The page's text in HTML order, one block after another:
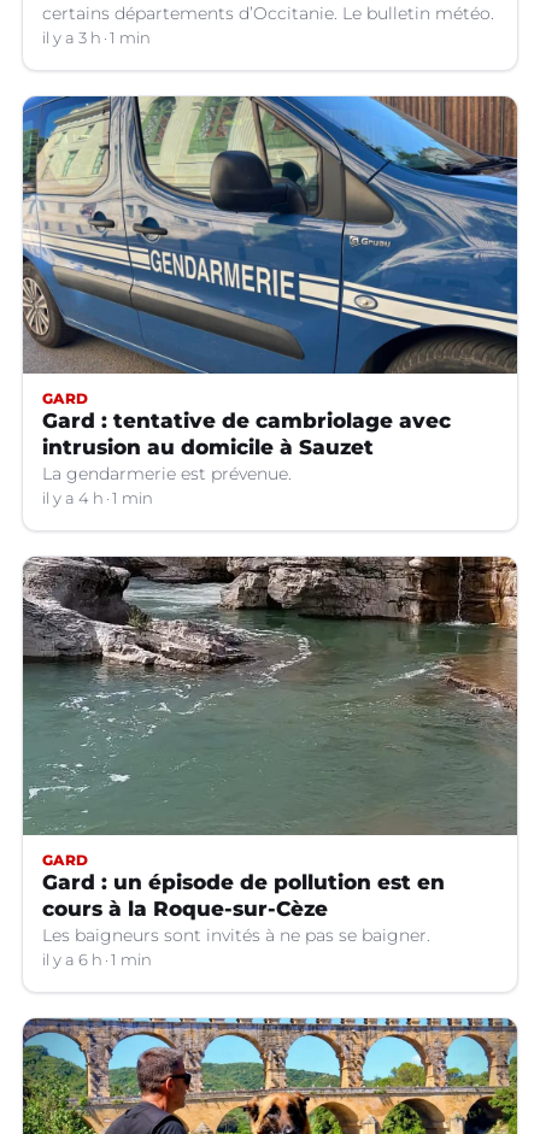
certains départements d’Occitanie. Le bulletin météo.
il y a 3 h 1 min
GARD
Gard : tentative de cambriolage avec
intrusion au domicile à Sauzet
La gendarmerie est prévenue.
il y a 4 h 1 min
GARD
Gard : un épisode de pollution est en
cours à la Roque-sur-Cèze
Les baigneurs sont invités à ne pas se baigner.
il y a 6 h 1 min